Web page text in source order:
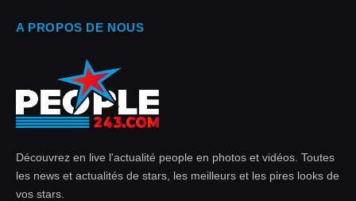
A PROPOS DE NOUS
Découvrez en live l'actualité people en photos et vidéos. Toutes
les news et actualités de stars, les meilleurs et les pires looks de
vos stars.